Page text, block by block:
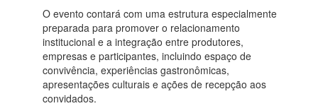
O evento contará com uma estrutura especialmente
preparada para promover o relacionamento
institucional e a integração entre produtores,
empresas e participantes, incluindo espaço de
convivência, experiências gastronômicas,
apresentações culturais e ações de recepção aos
convidados.